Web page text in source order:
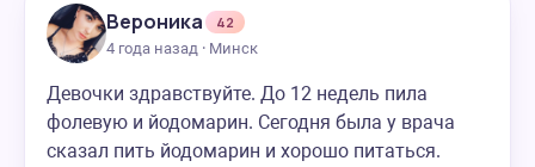
Вероника
42
4 года назад · Минск
Девочки здравствуйте. До 12 недель пила
фолевую и йодомарин. Сегодня была у врача
сказал пить йодомарин и хорошо питаться.